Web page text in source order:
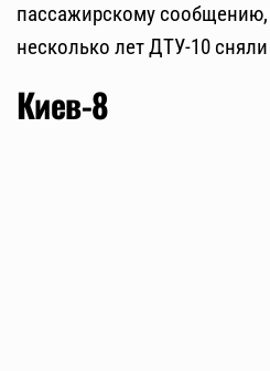
пассажирскому сообщению,
несколько лет ДТУ-10
Киев-8